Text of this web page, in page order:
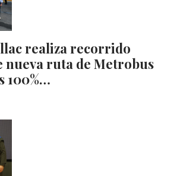
realiza recorrido
ruta de Metrobus
100%…